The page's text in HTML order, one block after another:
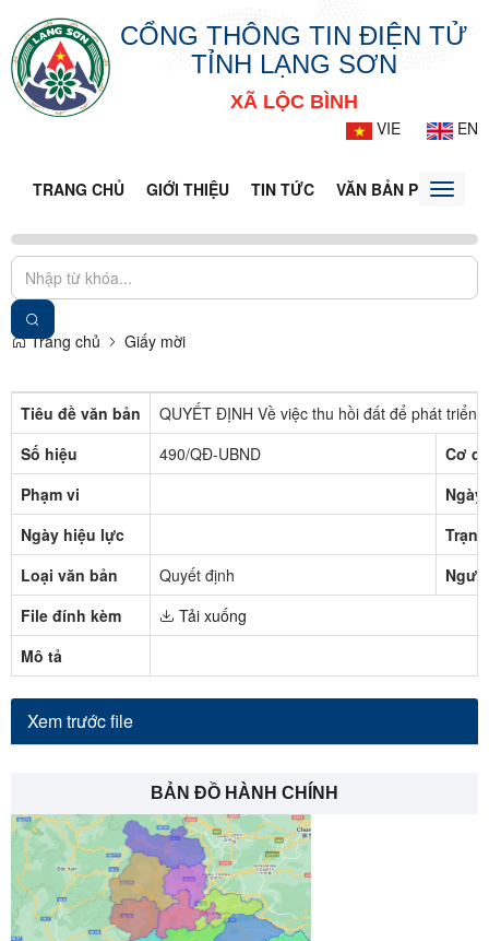
CỔNG THÔNG TIN ĐIỆN TỬ
TỈNH LẠNG SƠN
XÃ LỘC BÌNH
VIE
EN
TRANG CHỦ GIỚI THIỆU TIN TỨC VĂN BẢN PHÁPToggle
Trang chủ Giấy mời
Tiêu đề văn bản
QUYẾT ĐỊNH Về việc thu hồi đất để phát
Số hiệu
490/QĐ-UBND
Cơ
Phạm vi
Ngày hiệu lực
Loại văn bản
Quyết định
File đính kèm
Tải xuống
Mô tả
Xem trước file
BẢN ĐỒ HÀNH CHÍNH